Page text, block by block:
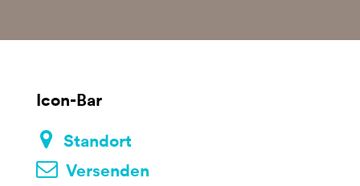
Icon-Bar
Standort
Versenden